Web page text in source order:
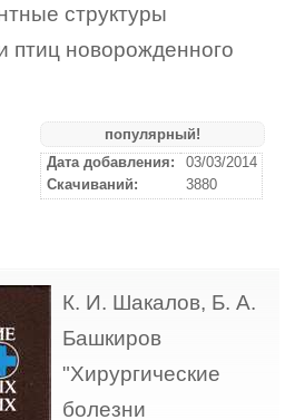
структуры
птиц новорожденного
популярный!
Дата добавления:
03/03/2014
Скачиваний:
3880
К. И. Шакалов, Б. А.
Башкиров
"Хирургические
болезни